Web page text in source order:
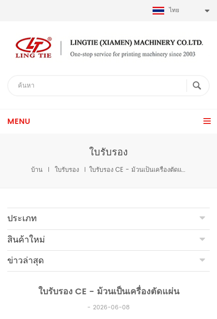
ไทย
MENU
ใบรับรอง
บ้าน ใบรับรอง ใบรับรอง CE - ม้วนเป็นเครื่องตัดแผ่น
ประเภท
สินค้าใหม่
ข่าวล่าสุด
ใบรับรอง CE - ม้วนเป็นเครื่องตัดแผ่น
2026-06-08